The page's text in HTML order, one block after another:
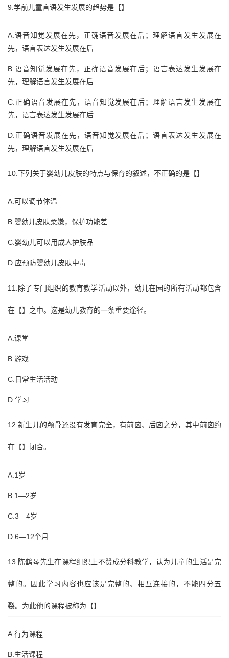
9.学前儿童言语发生发展的趋势是【】
A.语音知觉发展在先，正确语音发展在后；理解语言发生发展在
先，语言表达发生发展在后
B.语音知觉发展在先，正确语音发展在后；语言表达发生发展在
先，理解语言发生发展在后
C.正确语音发展在先，语音知觉发展在后；理解语言发生发展在
先，语言表达发生发展在后
D.正确语音发展在先，语音知觉发展在后；语言表达发生发展在
先，理解语言发生发展在后
10.下列关于婴幼儿皮肤的特点与保育的叙述，不正确的是【】
A.可以调节体温
B.婴幼儿皮肤柔嫩，保护功能差
C.婴幼儿可以用成人护肤品
D.应预防婴幼儿皮肤中毒
11.除了专门组织的教育教学活动以外，幼儿在园的所有活动都包含
在【】之中。这是幼儿教育的一条重要途径。
A.课堂
B.游戏
C.日常生活活动
D.学习
12.新生儿的颅骨还没有发育完全，有前囟、后囟之分，其中前囟约
在【】闭合。
A.1岁
B.1—2岁
C.3—4岁
D.6—12个月
13.陈鹤琴先生在课程组织上不赞成分科教学，认为儿童的生活是完
整的。因此学习内容也应该是完整的、相互连接的，不能四分五
裂。为此他的课程被称为【】
A.行为课程
B.生活课程